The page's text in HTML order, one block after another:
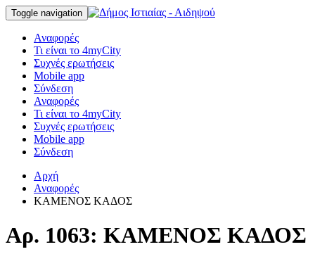
Toggle navigation
Αναφορές
Τι είναι το 4myCity
Συχνές ερωτήσεις
Mobile app
Σύνδεση
Αναφορές
Τι είναι το 4myCity
Συχνές ερωτήσεις
Mobile app
Σύνδεση
Αρχή
Αναφορές
ΚΑΜΕΝΟΣ ΚΑΔΟΣ
Αρ. 1063: ΚΑΜΕΝΟΣ ΚΑΔΟΣ